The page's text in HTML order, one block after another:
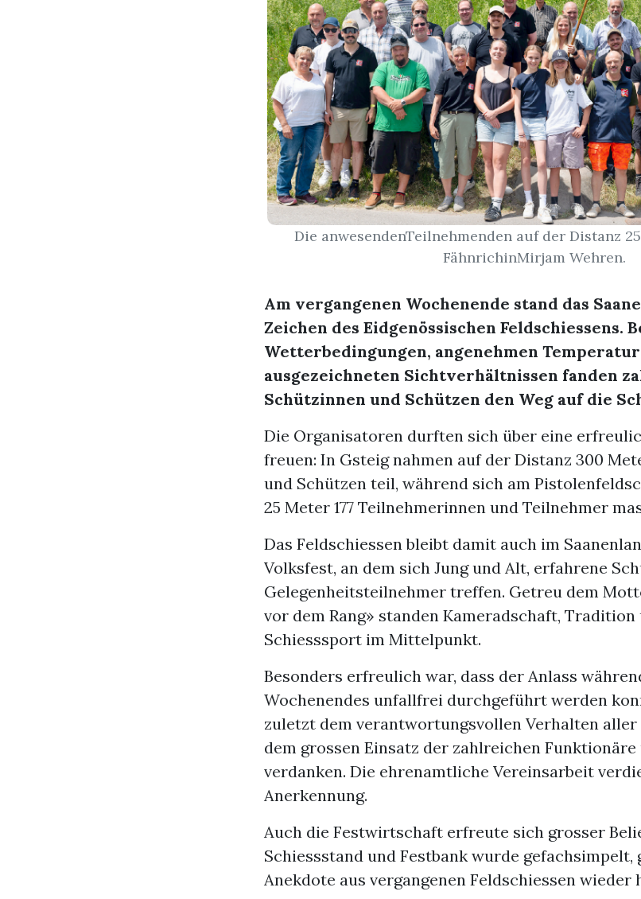
Die anwesendenTeilnehmenden auf der Distanz
FähnrichinMirjam Wehren.
Am vergangenen Wochenende stand das
Zeichen des Eidgenössischen Feldschiessens.
Wetterbedingungen, angenehmen
ausgezeichneten Sichtverhältnissen fanden
Schützinnen und Schützen den Weg auf die
Die Organisatoren durften sich über eine
freuen: In Gsteig nahmen auf der Distanz 300
und Schützen teil, während sich am
25 Meter 177 Teilnehmerinnen und Teilnehmer
Das Feldschiessen bleibt damit auch im
Volksfest, an dem sich Jung und Alt, erfahrene
Gelegenheitsteilnehmer treffen. Getreu dem
vor dem Rang» standen Kameradschaft, Tradition
Schiesssport im Mittelpunkt.
Besonders erfreulich war, dass der Anlass
Wochenendes unfallfrei durchgeführt werden
zuletzt dem verantwortungsvollen Verhalten aller
dem grossen Einsatz der zahlreichen Funktionäre
verdanken. Die ehrenamtliche Vereinsarbeit
Anerkennung.
Auch die Festwirtschaft erfreute sich grosser
Schiessstand und Festbank wurde gefachsimpelt,
Anekdote aus vergangenen Feldschiessen wieder